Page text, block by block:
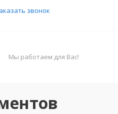
звонок
Мы работаем для Вас!